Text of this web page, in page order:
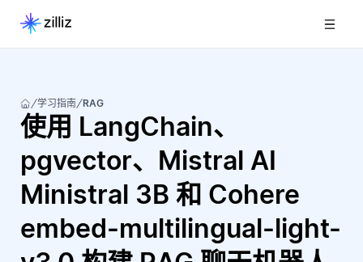
学习指南 RAG
使用 LangChain、
pgvector、Mistral AI
Ministral 3B 和 Cohere
embed-multilingual-light-